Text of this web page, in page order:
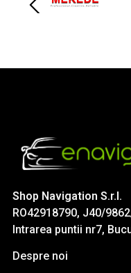
Shop Navigation S.r.l.
RO42918790, J40/
Intrarea puntii nr7,
Despre noi